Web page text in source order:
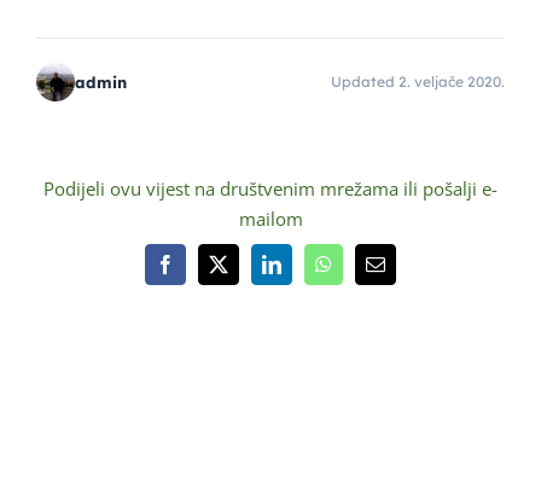
admin Updated 2. veljače 2020.
Podijeli ovu vijest na društvenim mrežama ili pošalji e-
mailom
Facebook
X LinkedInWhatsAppEmail: